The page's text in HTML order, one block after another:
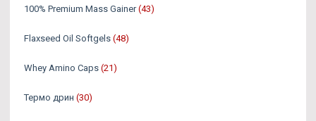
100% Premium Mass Gainer (43)
Flaxseed Oil Softgels (48)
Whey Amino Caps (21)
Термо дрин (30)